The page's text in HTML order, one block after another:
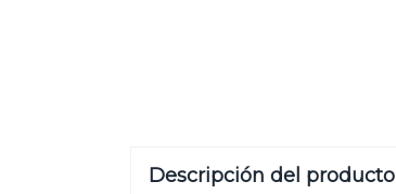
Descripción del producto